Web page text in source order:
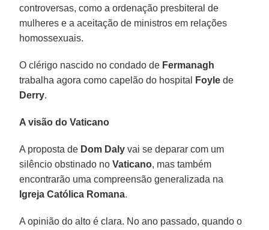
controversas, como a ordenação presbiteral de
mulheres e a aceitação de ministros em relações
homossexuais.
O clérigo nascido no condado de Fermanagh
trabalha agora como capelão do hospital
Foyle de
Derry.
A visão do Vaticano
A proposta de Dom Daly vai se deparar com um
silêncio obstinado noVaticano, mas também
encontrarão uma compreensão generalizada na
Igreja Católica Romana.
A opinião do alto é clara. No ano passado, quando o